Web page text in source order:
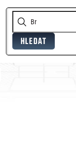
HLEDAT